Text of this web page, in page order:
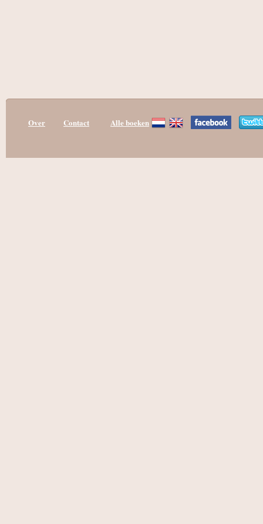
Over Contact Alle boeken